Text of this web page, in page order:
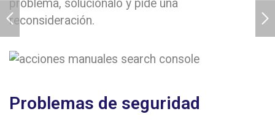
problema, soluciónalo y pide una
reconsideración.
Problemas de seguridad